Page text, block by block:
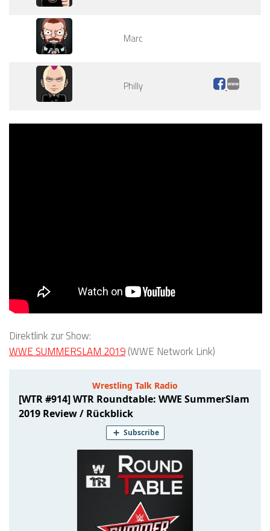
Marc
Philly
Direktlink zur Show:
WWE SUMMERSLAM 2019 (WWE Network Link)